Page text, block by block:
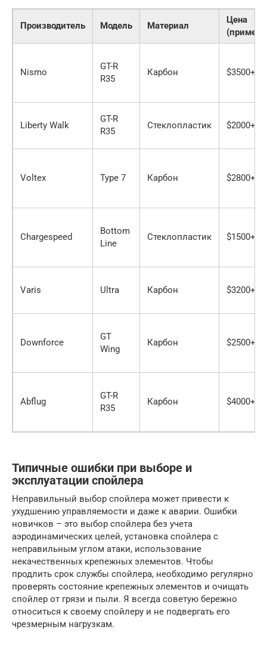
Производитель Модель Материал
Цена
Nismo
GT-R
R35
Карбон $3500+
Liberty Walk
GT-R
R35
Стеклопластик $2000+
Voltex Type 7 Карбон $2800+
Chargespeed
Bottom
Line
Стеклопластик $1500+
Varis Ultra Карбон $3200+
Downforce
GT
Wing
Карбон $2500+
Abflug
GT-R
R35
Карбон $4000+
Типичные ошибки при выборе и
эксплуатации спойлера
Неправильный выбор спойлера может привести к
ухудшению управляемости и даже к аварии. Ошибки
новичков – это выбор спойлера без учета
аэродинамических целей, установка спойлера с
неправильным углом атаки, использование
некачественных крепежных элементов. Чтобы
продлить срок службы спойлера, необходимо регулярно
проверять состояние крепежных элементов и очищать
спойлер от грязи и пыли. Я всегда советую бережно
относиться к своему спойлеру и не подвергать его
чрезмерным нагрузкам.